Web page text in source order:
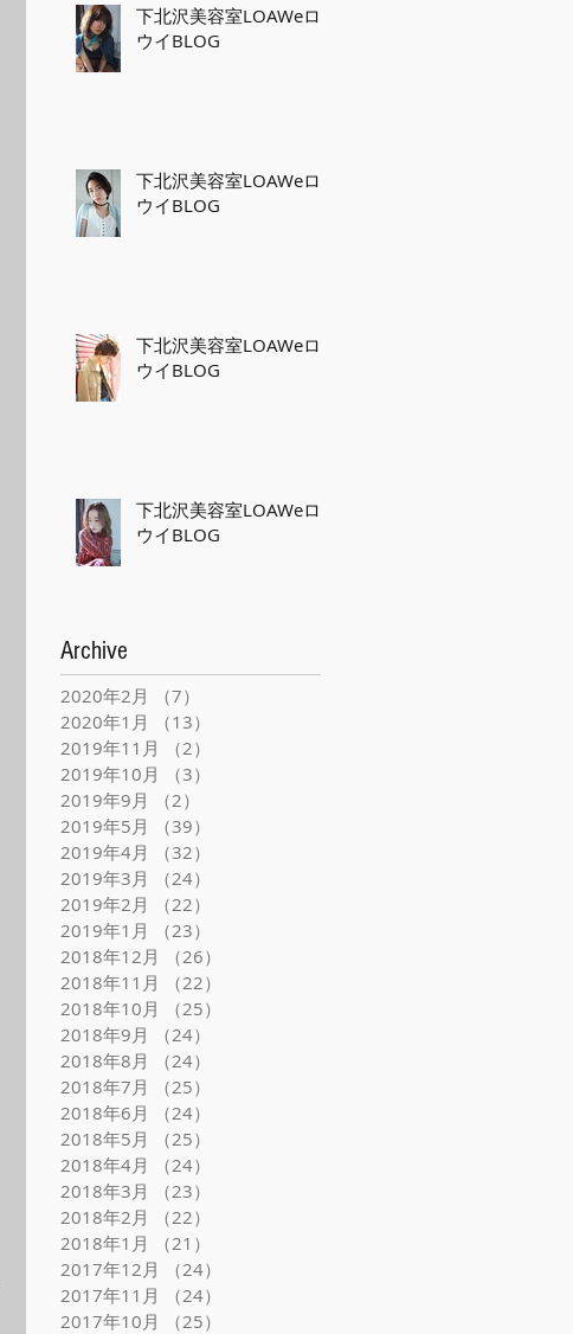
下北沢美容室LOAWeロ
ウイBLOG
下北沢美容室LOAWeロ
ウイBLOG
下北沢美容室LOAWeロ
ウイBLOG
下北沢美容室LOAWeロ
ウイBLOG
Archive
2020年2月 （7）
2020年1月
（13）
2019年11月
（2）
2019年10月
（3）
2019年9月
（2）
2019年5月
（39）
2019年4月
（32）
2019年3月
（24）
2019年2月
（22）
2019年1月
（23）
2018年12月
（26）
2018年11月
（22）
2018年10月
（25）
2018年9月
（24）
2018年8月
（24）
2018年7月
（25）
2018年6月
（24）
2018年5月
（25）
2018年4月
（24）
2018年3月
（23）
2018年2月
（22）
2018年1月
（21）
2017年12月
（24）
2017年11月
（24）
2017年10月
（25）